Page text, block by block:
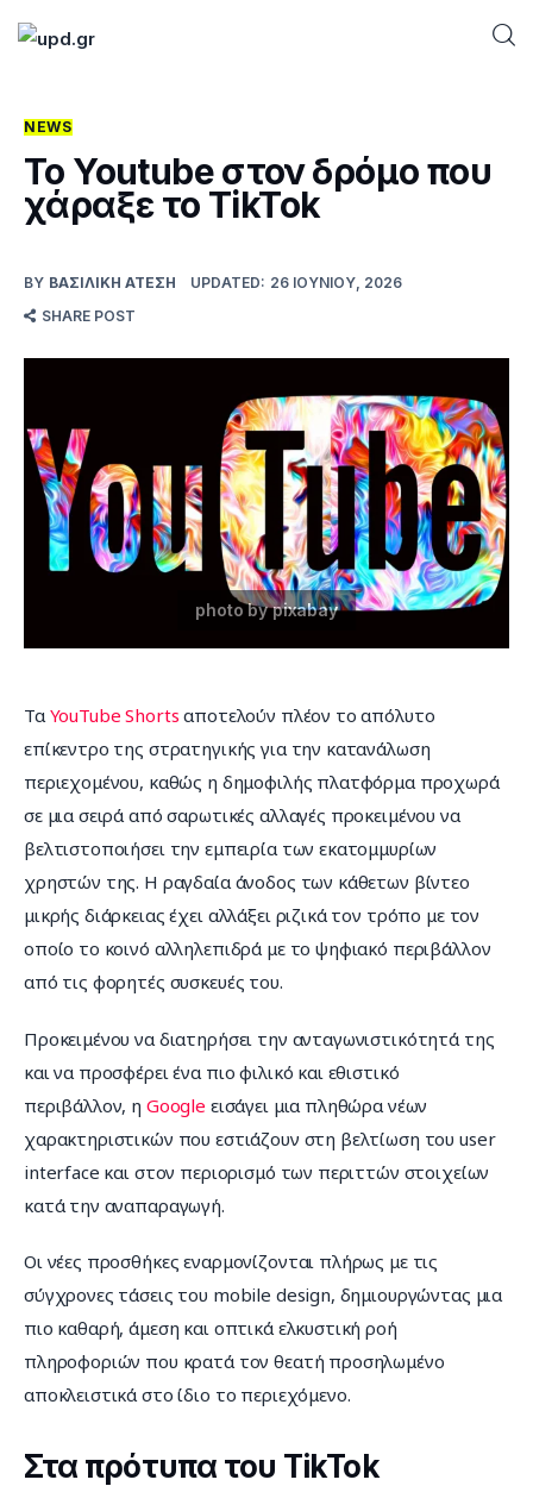
Home
News
Games
How To
Blog
Επικοινωνία
NEWS
Το Youtube στον δρόμο που
χάραξε το TikTok
BY ΒΑΣΙΛΙΚΉ ΑΤΈΣΗ UPDATED: 26 ΙΟΥΝΊΟΥ, 2026
SHARE POST
Τα YouTube Shorts αποτελούν πλέον το απόλυτο
επίκεντρο της στρατηγικής για την κατανάλωση
περιεχομένου, καθώς η δημοφιλής πλατφόρμα προχωρά
σε μια σειρά από σαρωτικές αλλαγές προκειμένου να
βελτιστοποιήσει την εμπειρία των εκατομμυρίων
χρηστών της. Η ραγδαία άνοδος των κάθετων βίντεο
μικρής διάρκειας έχει αλλάξει ριζικά τον τρόπο με τον
οποίο το κοινό αλληλεπιδρά με το ψηφιακό περιβάλλον
από τις φορητές συσκευές του.
Προκειμένου να διατηρήσει την ανταγωνιστικότητά της
και να προσφέρει ένα πιο φιλικό και εθιστικό
περιβάλλον, η Google εισάγει μια πληθώρα νέων
χαρακτηριστικών που εστιάζουν στη βελτίωση του user
interface και στον περιορισμό των περιττών στοιχείων
κατά την αναπαραγωγή.
Οι νέες προσθήκες εναρμονίζονται πλήρως με τις
σύγχρονες τάσεις του mobile design, δημιουργώντας μια
πιο καθαρή, άμεση και οπτικά ελκυστική ροή
πληροφοριών που κρατά τον θεατή προσηλωμένο
αποκλειστικά στο ίδιο το περιεχόμενο.
Στα πρότυπα του TikTok